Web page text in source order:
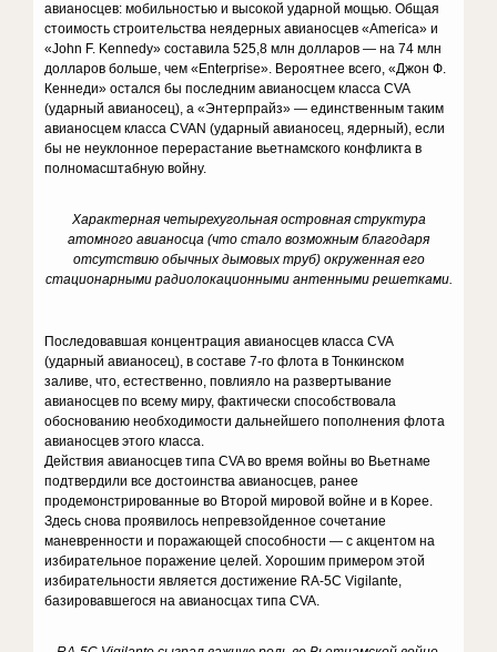
авианосцев: мобильностью и высокой ударной мощью. Общая
стоимость строительства неядерных авианосцев «America» и
«John F. Kennedy» составила 525,8 млн долларов — на 74 млн
долларов больше, чем «Enterprise». Вероятнее всего, «Джон Ф.
Кеннеди» остался бы последним авианосцем класса CVA
(ударный авианосец), а «Энтерпрайз» — единственным таким
авианосцем класса CVAN (ударный авианосец, ядерный), если
бы не неуклонное перерастание вьетнамского конфликта в
полномасштабную войну.
Характерная четырехугольная островная структура
атомного авианосца (что стало возможным благодаря
отсутствию обычных дымовых труб) окруженная его
стационарными радиолокационными антенными решетками.
Последовавшая концентрация авианосцев класса CVA
(ударный авианосец), в составе 7-го флота в Тонкинском
заливе, что, естественно, повлияло на развертывание
авианосцев по всему миру, фактически способствовала
обоснованию необходимости дальнейшего пополнения флота
авианосцев этого класса.
Действия авианосцев типа CVA во время войны во Вьетнаме
подтвердили все достоинства авианосцев, ранее
продемонстрированные во Второй мировой войне и в Корее.
Здесь снова проявилось непревзойденное сочетание
маневренности и поражающей способности — с акцентом на
избирательное поражение целей. Хорошим примером этой
избирательности является достижение RA-5C Vigilante,
базировавшегося на авианосцах типа CVA.